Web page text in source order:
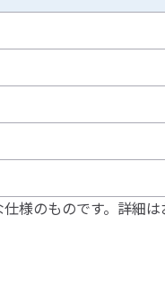
様のものです。詳細は